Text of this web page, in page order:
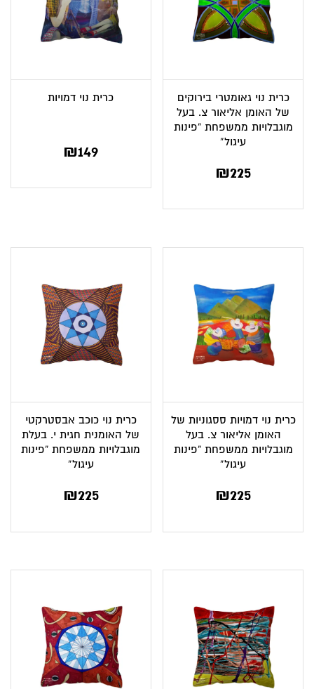
כרית נוי גאומטרי בירוקים
של האומן אליאור צ. בעל
מוגבלויות ממשפחת “פינות
עיגול”
₪225
כרית נוי דמויות
₪149
כרית נוי דמויות ססגוניות של
האומן אליאור צ. בעל
מוגבלויות ממשפחת “פינות
עיגול”
₪225
כרית נוי כוכב אבסטרקטי
של האומנית חגית י. בעלת
מוגבלויות ממשפחת “פינות
עיגול”
₪225